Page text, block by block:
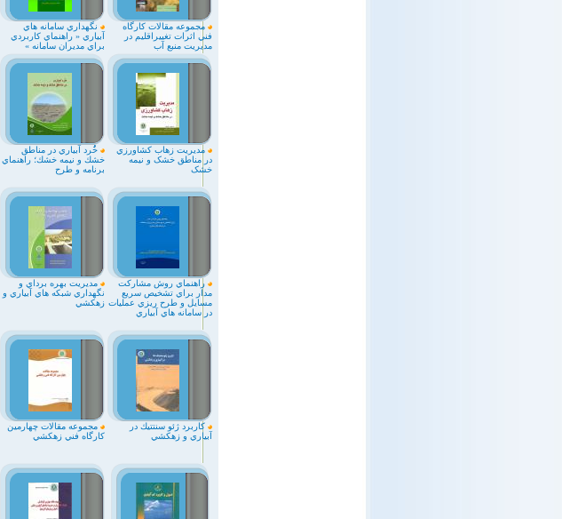
نگهداري سامانه هاي
آبياري « راهنماي كاربردي
براي مديران سامانه »
مجموعه مقالات كارگاه
فني اثرات تغييراقليم در
مديريت منبع آب
خُُرد آبياري در مناطق
خشك و نيمه خشك؛ راهنماي
برنامه و طرح
مديريت زهاب کشاورزي
در مناطق خشک و نيمه
خشک
مديريت بهره برداي و
نگهداري شبكه هاي آبياري و
زهكشي
راهنماي روش مشاركت
مدار براي تشخيص سريع
مسايل و طرح ريزي عمليات
در سامانه هاي آبياري
مجموعه مقالات چهارمين
كارگاه فني زهكشي
كاربرد ژئو سنتتيك در
آبياري و زهكشي